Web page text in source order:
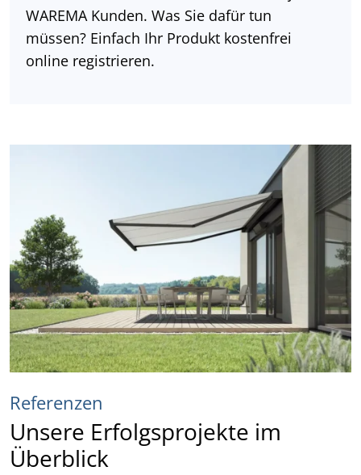
WAREMA Kunden. Was Sie dafür tun
müssen? Einfach Ihr Produkt kostenfrei
online registrieren.
Referenzen
Unsere Erfolgsprojekte im
Überblick